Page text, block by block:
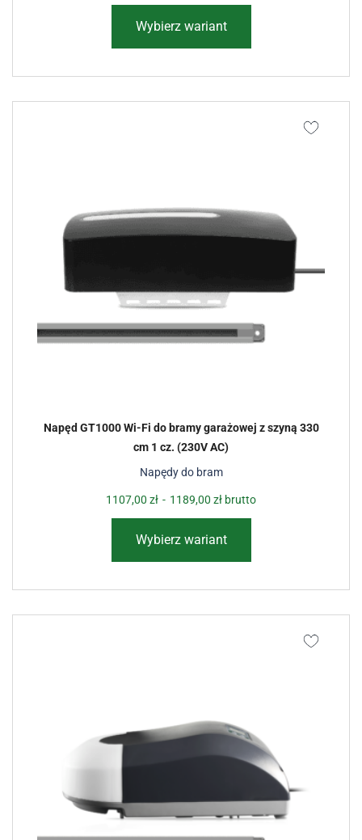
Wybierz wariant
Napędy do bram
Napęd GT1000 Wi-Fi do bramy garażowej z szyną 330
cm 1 cz. (230V AC)
1107,00 zł - 1189,00 zł brutto
Wybierz wariant